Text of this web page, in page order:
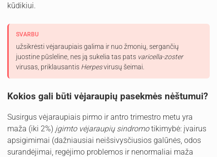
kūdikiui.
SVARBU
užsikrėsti vėjaraupiais galima ir nuo žmonių, sergančių
juostine pūsleline, nes ją sukelia tas pats varicella-zoster
virusas, priklausantis Herpesvirusų šeimai.
Kokios gali būti vėjaraupių pasekmės nėštumui?
Susirgus vėjaraupiais pirmo ir antro trimestro metu yra
maža (iki 2%) įgimto vėjaraupių sindromotikimybė: įvairus
apsigimimai (dažniausiai neišsivysčiusios galūnės, odos
surandėjimai, regėjimo problemos ir nenormaliai maža